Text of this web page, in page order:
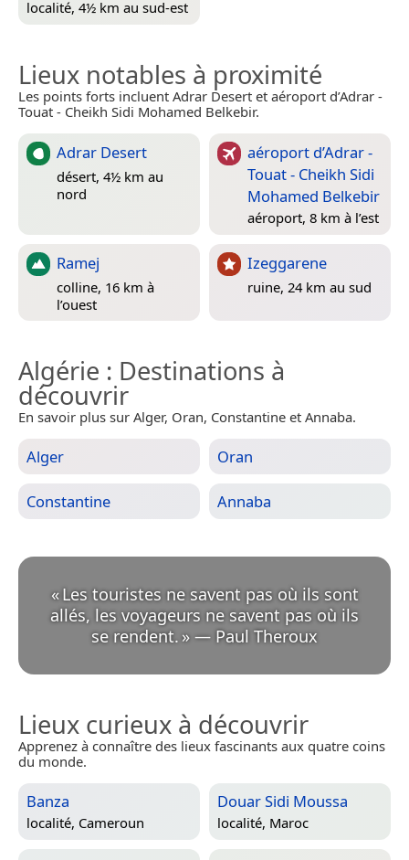
localité, 4½ km au sud-est
Lieux notables à proximité
Les points forts incluent Adrar Desert et aéroport d’Adrar -
Touat - Cheikh Sidi Mohamed Belkebir.
Adrar Desert
désert, 4½ km au
nord
aéroport d’Adrar -
Touat - Cheikh Sidi
Mohamed Belkebir
aéroport, 8 km à l’est
Ramej
colline, 16 km à
l’ouest
Izeggarene
ruine, 24 km au sud
Algérie : Destinations à
découvrir
En savoir plus sur Alger, Oran, Constantine et Annaba.
Alger Oran
Constantine Annaba
«Les touristes ne savent pas où ils sont
allés, les voyageurs ne savent pas où ils
se rendent. » — Paul Theroux
Lieux curieux à découvrir
Apprenez à connaître des lieux fascinants aux quatre coins
du monde.
Banza
localité, Cameroun
Douar Sidi Moussa
localité, Maroc